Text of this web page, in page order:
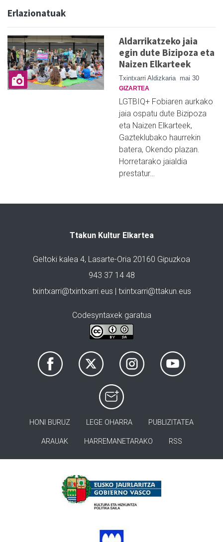
Erlazionatuak
Aldarrikatzeko jaia
egin dute Bizipoza eta
Naizen Elkarteek
Txintxarri Aldizkaria mai 30
GIZARTEA
LGTBIQ+ Fobiaren aurkako
jaia ospatu dute Bizipoza
eta Naizen Elkarteek,
Gazteklubako haurrekin
batera, Okendo plazan.
Horretarako jaialdia
prestatur…
Ttakun Kultur Elkartea
Geltoki kalea 4, Lasarte-Oria 20160 Gipuzkoa
943 37 14 48
txintxarri@txintxarri.eus | txintxarri@ttakun.eus
Codesyntaxek garatua
HONI BURUZ LEGE OHARRA PUBLIZITATEA
ARAUAK HARREMANETARAKO RSS